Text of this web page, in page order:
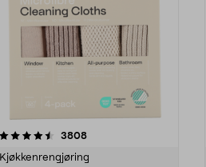
3808anmeldelser
Kjøkkenrengjøring
4.5av 5 stjerner